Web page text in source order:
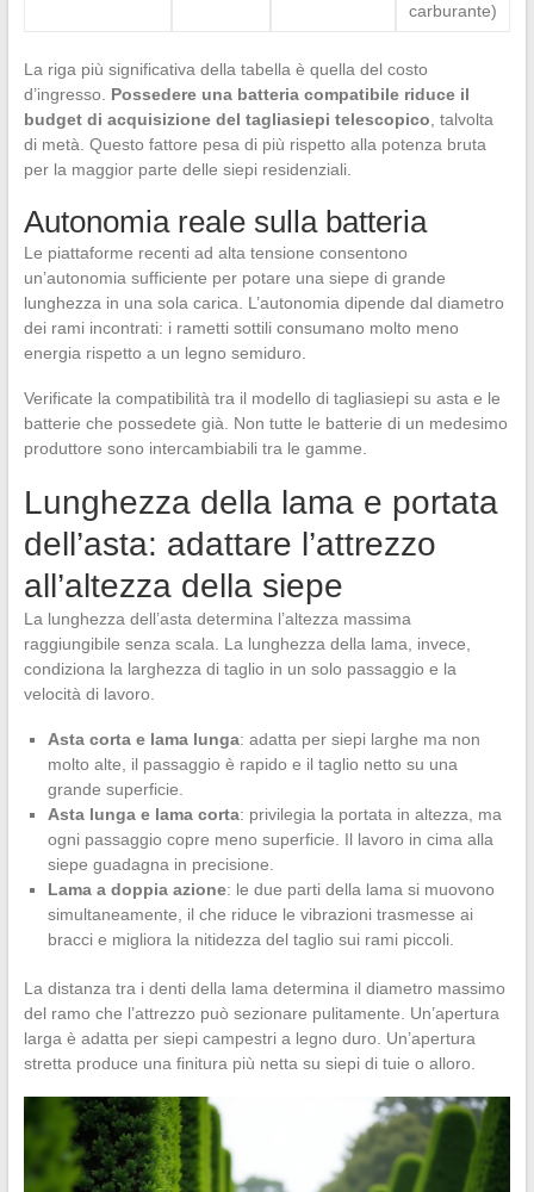
carburante)
La riga più significativa della tabella è quella del costo
d’ingresso. Possedere una batteria compatibile riduce il
budget di acquisizione del tagliasiepi telescopico , talvolta
di metà. Questo fattore pesa di più rispetto alla potenza bruta
per la maggior parte delle siepi residenziali.
Autonomia reale sulla batteria
Le piattaforme recenti ad alta tensione consentono
un’autonomia sufficiente per potare una siepe di grande
lunghezza in una sola carica. L’autonomia dipende dal diametro
dei rami incontrati: i rametti sottili consumano molto meno
energia rispetto a un legno semiduro.
Verificate la compatibilità tra il modello di tagliasiepi su asta e le
batterie che possedete già. Non tutte le batterie di un medesimo
produttore sono intercambiabili tra le gamme.
Lunghezza della lama e portata
dell’asta: adattare l’attrezzo
all’altezza della siepe
La lunghezza dell’asta determina l’altezza massima
raggiungibile senza scala. La lunghezza della lama, invece,
condiziona la larghezza di taglio in un solo passaggio e la
velocità di lavoro.
Asta corta e lama lunga: adatta per siepi larghe ma non
molto alte, il passaggio è rapido e il taglio netto su una
grande superficie.
Asta lunga e lama corta: privilegia la portata in altezza, ma
ogni passaggio copre meno superficie. Il lavoro in cima alla
siepe guadagna in precisione.
Lama a doppia azione: le due parti della lama si muovono
simultaneamente, il che riduce le vibrazioni trasmesse ai
bracci e migliora la nitidezza del taglio sui rami piccoli.
La distanza tra i denti della lama determina il diametro massimo
del ramo che l’attrezzo può sezionare pulitamente. Un’apertura
larga è adatta per siepi campestri a legno duro. Un’apertura
stretta produce una finitura più netta su siepi di tuie o alloro.